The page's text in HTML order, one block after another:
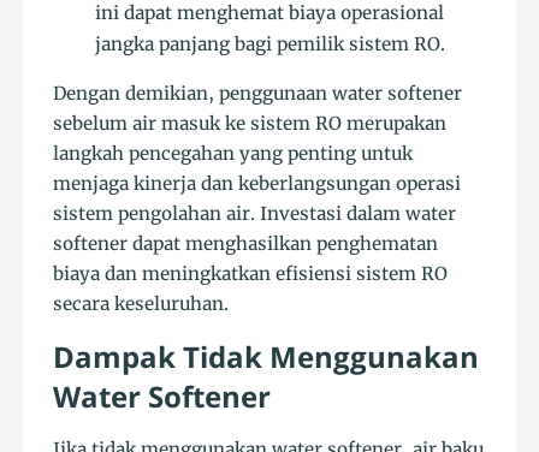
ini dapat menghemat biaya operasional
jangka panjang bagi pemilik sistem RO.
Dengan demikian, penggunaan water softener
sebelum air masuk ke sistem RO merupakan
langkah pencegahan yang penting untuk
menjaga kinerja dan keberlangsungan operasi
sistem pengolahan air. Investasi dalam water
softener dapat menghasilkan penghematan
biaya dan meningkatkan efisiensi sistem RO
secara keseluruhan.
Dampak Tidak Menggunakan
Water Softener